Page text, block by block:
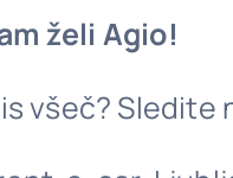
želi Agio!
všeč? Sledite